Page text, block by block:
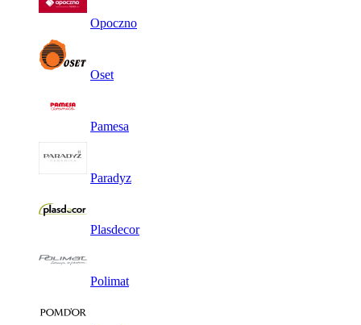
Opoczno
Oset
Pamesa
Paradyz
Plasdecor
Polimat